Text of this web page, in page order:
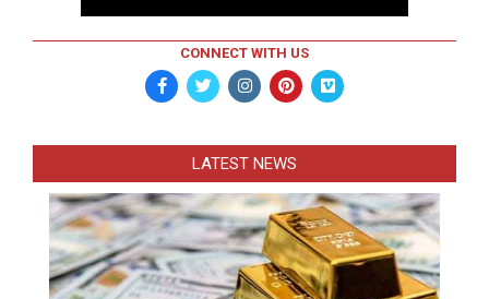
CONNECT WITH US
LATEST NEWS